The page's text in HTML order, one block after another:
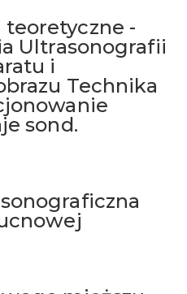
-
Ultrasonografii
i
Technika
sond.